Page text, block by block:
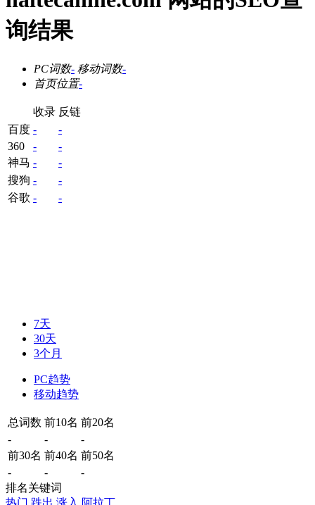
询结果
PC词数- 移动词数-
首页位置-
收录 反链
百度 -
-
360
-
-
神马 -
-
搜狗 -
-
谷歌 - -
7天
30天
3个月
PC趋势
移动趋势
总词数 前10名 前20名
-
-
-
前30名 前40名 前50名
-
-
-
排名关键词
热门 跌出 涨入 阿拉丁